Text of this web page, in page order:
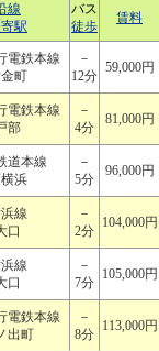
線
駅
バス
徒歩
賃料
電鉄本線
町
－
12分
59,000円
電鉄本線
部
－
4分
81,000円
道本線
浜
－
5分
96,000円
線
口
－
2分
104,000円
線
口
－
7分
105,000円
電鉄本線
出町
－
8分
113,000円